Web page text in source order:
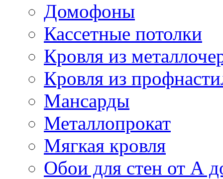
Домофоны
Кассетные потолки
Кровля из
Кровля из
Мансарды
Металлопрокат
Мягкая кровля
Обои для стен от А